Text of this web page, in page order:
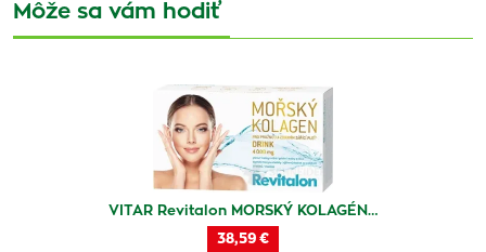
Môže sa vám hodiť
VITAR Revitalon MORSKÝ KOLAGÉN…
38,59 €